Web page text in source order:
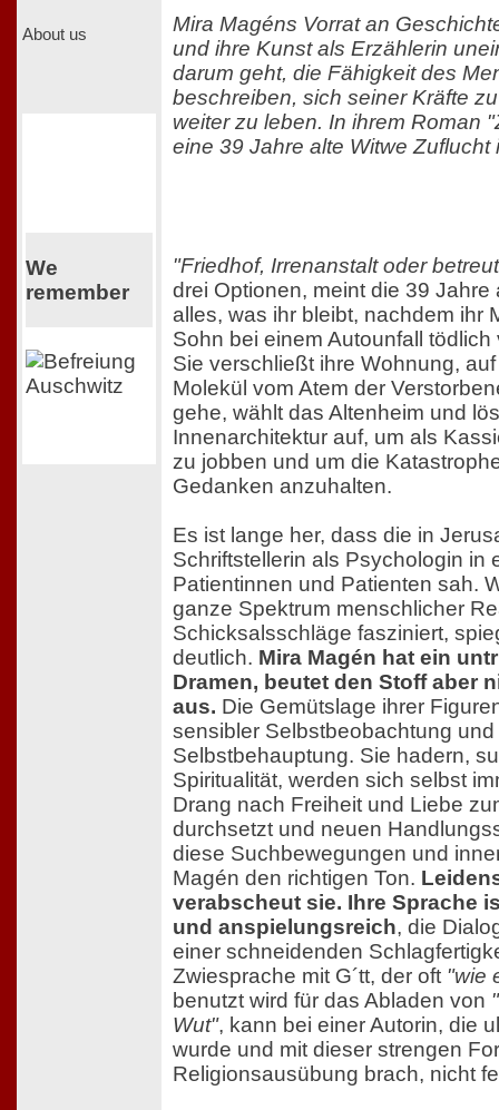
About us
We
remember
Mira Magéns Vorrat an
und ihre Kunst als Erzählerin
darum geht, die Fähigkeit des
beschreiben, sich seiner Kräfte
weiter zu leben. In ihrem Roman
eine 39 Jahre alte Witwe Zuflucht
"Friedhof, Irrenanstalt oder
drei Optionen, meint die 39 Jahre
alles, was ihr bleibt, nachdem ihr
Sohn bei einem Autounfall
Sie verschließt ihre Wohnung,
Molekül vom Atem der
gehe, wählt das Altenheim und
Innenarchitektur auf, um als
zu jobben und um die
Gedanken anzuhalten.
Es ist lange her, dass die in
Schriftstellerin als Psychologin in
Patientinnen und Patienten sah.
ganze Spektrum menschlicher
Schicksalsschläge fasziniert,
deutlich. Mira Magén hat ein
Dramen, beutet den Stoff aber
aus. Die Gemütslage ihrer
sensibler Selbstbeobachtung
Selbstbehauptung. Sie hadern,
Spiritualität, werden sich selbst
Drang nach Freiheit und Liebe
durchsetzt und neuen
diese Suchbewegungen und
Magén den richtigen Ton.
verabscheut sie. Ihre Sprache
und anspielungsreich, die
einer schneidenden
Zwiesprache mit G´tt, der oft "wie
benutzt wird für das Abladen von
Wut", kann bei einer Autorin, die
wurde und mit dieser strengen
Religionsausübung brach, nicht